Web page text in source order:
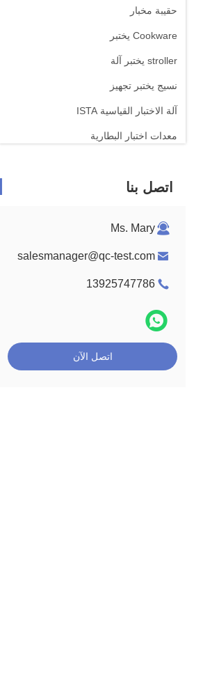
حقيبة مخبار
Cookware يختبر
stroller يختبر آلة
نسيج يختبر تجهيز
آلة الاختبار القياسية ISTA
معدات اختبار البطارية
معدات اختبار قابلية الإشتعال
اتصل بنا
Ms. Mary
salesmanager@qc-test.com
13925747786
اتصل الآن